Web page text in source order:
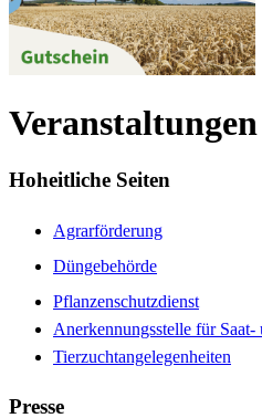
Hoheitliche Seiten
Agrarförderung
Düngebehörde
Pflanzenschutzdienst
Anerkennungsstelle für Saat-
Tierzuchtangelegenheiten
Presse